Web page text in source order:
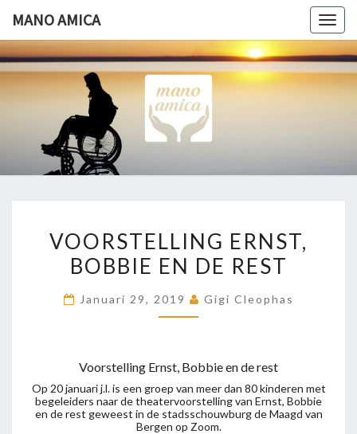
de
content
MANO AMICA
MANO
AMICA
Helpende
Hand
ERNST,
BOBBIE
DE
VOORSTELLING ERNST,
BOBBIE EN DE REST
Januari 29, 2019 Gigi Cleophas
Voorstelling Ernst, Bobbie en de rest
Op 20 januari j.l. is een groep van meer dan 80 kinderen met
begeleiders naar de theatervoorstelling van Ernst, Bobbie
en de rest geweest in de stadsschouwburg de Maagd van
Bergen op Zoom.